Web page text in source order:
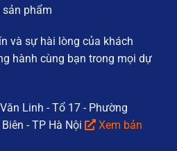
phẩm
và sự hài lòng của khách
hành cùng bạn trong mọi dự
Linh - Tổ 17 - Phường
- TP Hà Nội
Xem bản